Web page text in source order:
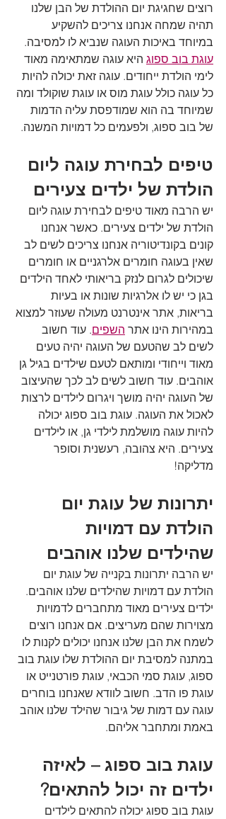
רוצים שחגיגת יום ההולדת של הבן שלנו
תהיה שמחה אנחנו צריכים להשקיע
במיוחד באיכות העוגה שנביא לו למסיבה.
עוגת בוב ספוג היא עוגה שמתאימה מאוד
לימי הולדת ייחודים. עוגה זאת יכולה להיות
כל עוגה כולל עוגת מוס או עוגת שוקולד ומה
שמיוחד בה הוא שמודפסת עליה הדמות
של בוב ספוג, ולפעמים כל דמויות המשנה.
טיפים לבחירת עוגה ליום
הולדת של ילדים צעירים
יש הרבה מאוד טיפים לבחירת עוגה ליום
הולדת של ילדים צעירים. כאשר אנחנו
קונים בקונדיטוריה אנחנו צריכים לשים לב
שאין בעוגה חומרים אלרגניים או חומרים
שיכולים לגרום לנזק בריאותי לאחד הילדים
בגן כי יש לו אלרגיות שונות או בעיות
בריאות, אתר אינטרנט מעולה שעוזר למצוא
במהירות הינו אתר השפים. עוד חשוב
לשים לב שהטעם של העוגה יהיה טעים
מאוד וייחודי ומותאם לטעם שילדים בגיל גן
אוהבים. עוד חשוב לשים לב לכך שהעיצוב
של העוגה יהיה מושך ויגרום לילדים לרצות
לאכול את העוגה. עוגת בוב ספוג יכולה
להיות עוגה מושלמת לילדי גן, או לילדים
צעירים. היא צהובה, רעשנית וסופר
מדליקה!
יתרונות של עוגת יום
הולדת עם דמויות
שהילדים שלנו אוהבים
יש הרבה יתרונות בקנייה של עוגת יום
הולדת עם דמויות שהילדים שלנו אוהבים.
ילדים צעירים מאוד מתחברים לדמויות
מצוירות שהם מעריצים. אם אנחנו רוצים
לשמח את הבן שלנו אנחנו יכולים לקנות לו
במתנה למסיבת יום ההולדת שלו עוגת בוב
ספוג, עוגת סמי הכבאי, עוגת פורטנייט או
עוגת פו הדב. חשוב לוודא שאנחנו בוחרים
עוגה עם דמות של גיבור שהילד שלנו אוהב
באמת ומתחבר אליהם.
עוגת בוב ספוג – לאיזה
ילדים זה יכול להתאים?
עוגת בוב ספוג יכולה להתאים לילדים